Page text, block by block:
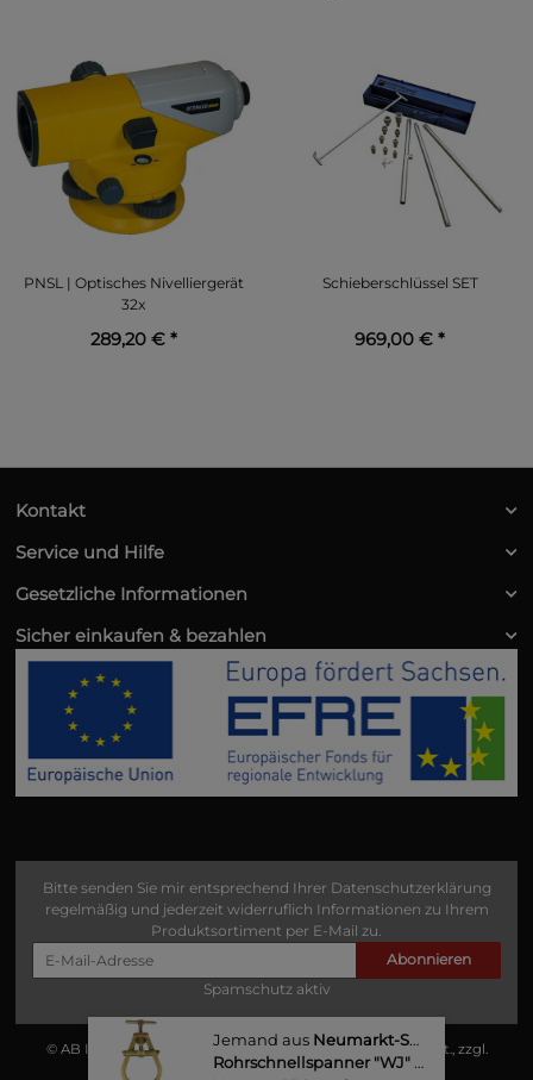
PNSL | Optisches Nivelliergerät
32x
289,20 € *
Schieberschlüssel SET
969,00 € *
Kontakt
Service und Hilfe
Gesetzliche Informationen
Sicher einkaufen & bezahlen
Bitte senden Sie mir entsprechend Ihrer Datenschutzerklärung
regelmäßig und jederzeit widerruflich Informationen zu Ihrem
Produktsortiment per E-Mail zu.
Abonnieren
Spamschutz aktiv
© AB Industrie Service
• * Alle Preise zzgl. gesetzlicher USt., zzgl.
Versand.
Jemand aus Neumarkt-Sankt Veit
Rohrschnellspanner "WJ" 5"-9"